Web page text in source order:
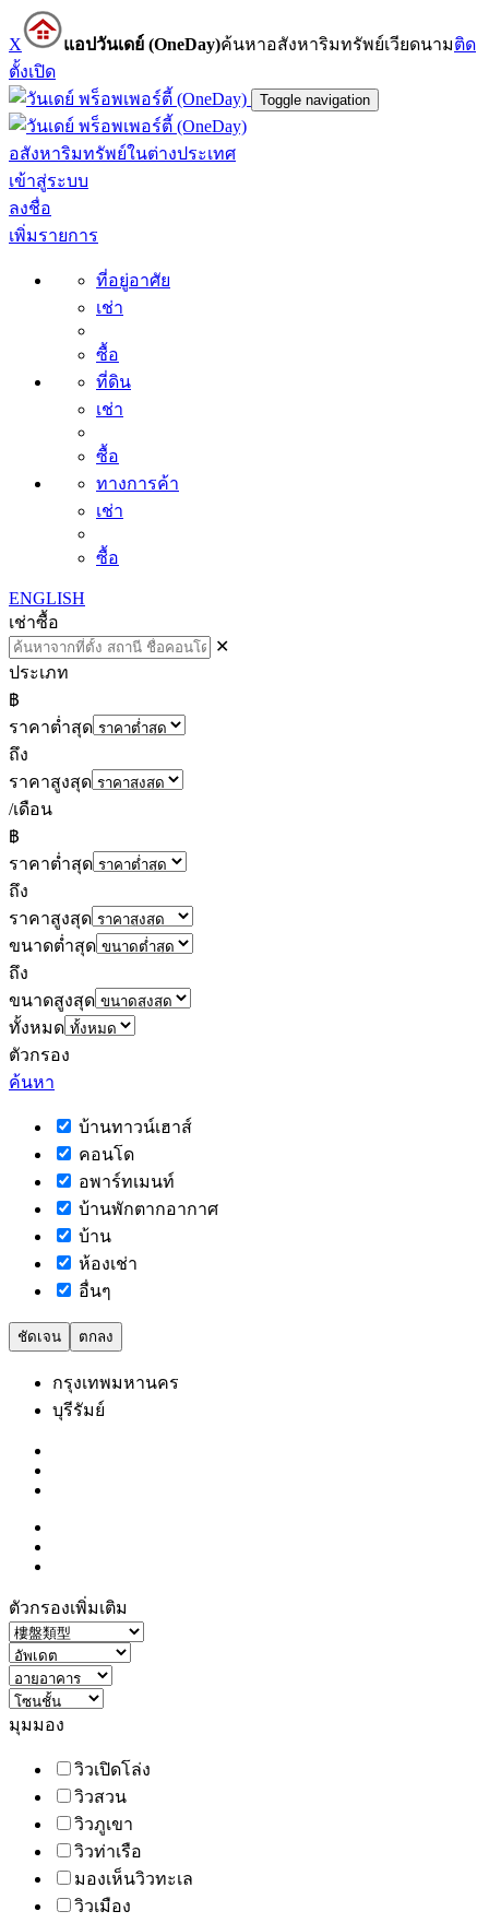
X แอปวันเดย์ (OneDay)ค้นหาอสังหาริมทรัพย์เวียดนามติด
ตั้งเปิด
Toggle navigation
อสังหาริมทรัพย์ในต่างประเทศ
เข้าสู่ระบบ
ลงชื่อ
เพิ่มรายการ
ที่อยู่อาศัย
เช่า
ซื้อ
ที่ดิน
เช่า
ซื้อ
ทางการค้า
เช่า
ซื้อ
ENGLISH
เช่าซื้อ
✕
ประเภท
฿
ราคาต่ำสุด
ถึง
ราคาสูงสุด
/เดือน
฿
ราคาต่ำสุด
ถึง
ราคาสูงสุด
ขนาดต่ำสุด
ถึง
ขนาดสูงสุด
ทั้งหมด
ตัวกรอง
ค้นหา
บ้านทาวน์เฮาส์
คอนโด
อพาร์ทเมนท์
บ้านพักตากอากาศ
บ้าน
ห้องเช่า
อื่นๆ
ชัดเจน ตกลง
กรุงเทพมหานคร
บุรีรัมย์
ตัวกรองเพิ่มเติม
มุมมอง
วิวเปิดโล่ง
วิวสวน
วิวภูเขา
วิวท่าเรือ
มองเห็นวิวทะเล
วิวเมือง